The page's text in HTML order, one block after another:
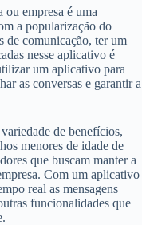
ou empresa é uma
a popularização do
de comunicação, ter um
nesse aplicativo é
um aplicativo para
as conversas e garantir a
de benefícios,
menores de idade de
que buscam manter a
Com um aplicativo
real as mensagens
funcionalidades que